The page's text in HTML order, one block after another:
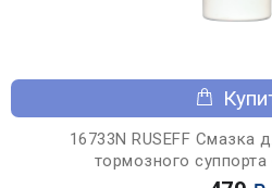
16733N RUSEFF Смазка
тормозного